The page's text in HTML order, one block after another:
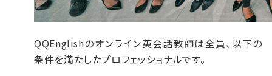
QQEnglishのオンライン英会話教師は全員、以下の
条件を満たしたプロフェッショナルです。